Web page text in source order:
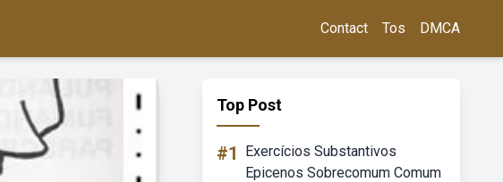
Contact Tos DMCA
Top Post
#1
Exercícios Substantivos
Epicenos Sobrecomum Comum